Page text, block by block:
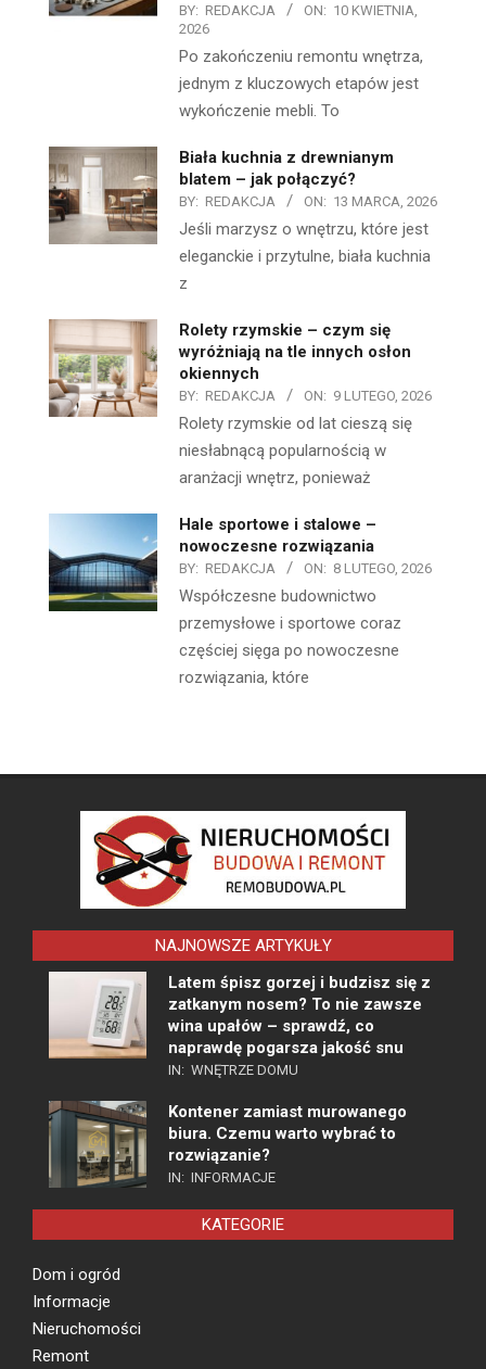
BY: REDAKCJA ON: 10 KWIETNIA,
2026
Po zakończeniu remontu wnętrza,
jednym z kluczowych etapów jest
wykończenie mebli. To
Biała kuchnia z drewnianym
blatem – jak połączyć?
BY: REDAKCJA ON: 13 MARCA, 2026
Jeśli marzysz o wnętrzu, które jest
eleganckie i przytulne, biała kuchnia
z
Rolety rzymskie – czym się
wyróżniają na tle innych osłon
okiennych
BY: REDAKCJA ON: 9 LUTEGO, 2026
Rolety rzymskie od lat cieszą się
niesłabnącą popularnością w
aranżacji wnętrz, ponieważ
Hale sportowe i stalowe –
nowoczesne rozwiązania
BY: REDAKCJA ON: 8 LUTEGO, 2026
Współczesne budownictwo
przemysłowe i sportowe coraz
częściej sięga po nowoczesne
rozwiązania, które
NAJNOWSZE ARTYKUŁY
Latem śpisz gorzej i budzisz się z
zatkanym nosem? To nie zawsze
wina upałów – sprawdź, co
naprawdę pogarsza jakość snu
IN: WNĘTRZE DOMU
Kontener zamiast murowanego
biura. Czemu warto wybrać to
rozwiązanie?
IN: INFORMACJE
KATEGORIE
Dom i ogród
Informacje
Nieruchomości
Remont